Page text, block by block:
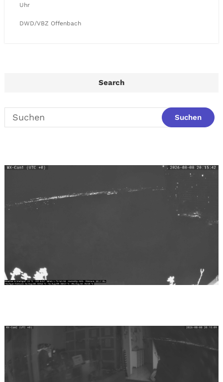
Uhr
DWD/VBZ Offenbach
Search